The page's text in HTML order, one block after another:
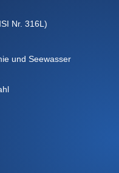
Nr. 316L)
und Seewasser